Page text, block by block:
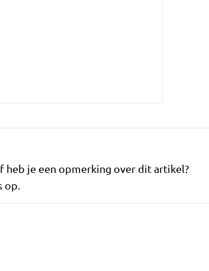
heb je een opmerking over dit artikel?
op.